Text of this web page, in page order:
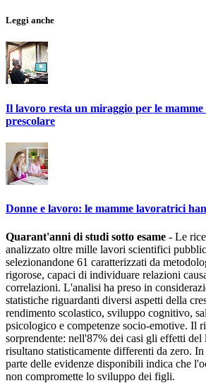
Leggi anche
Il lavoro resta un miraggio per le mamme
prescolare
Donne e lavoro: le mamme lavoratrici
Quarant'anni di studi sotto esame - Le
analizzato oltre mille lavori scientifici
selezionandone 61 caratterizzati da
rigorose, capaci di individuare relazioni
correlazioni. L'analisi ha preso in
statistiche riguardanti diversi aspetti della
rendimento scolastico, sviluppo cognitivo,
psicologico e competenze socio-emotive. Il
sorprendente: nell'87% dei casi gli effetti del
risultano statisticamente differenti da zero.
parte delle evidenze disponibili indica che
non compromette lo sviluppo dei figli.